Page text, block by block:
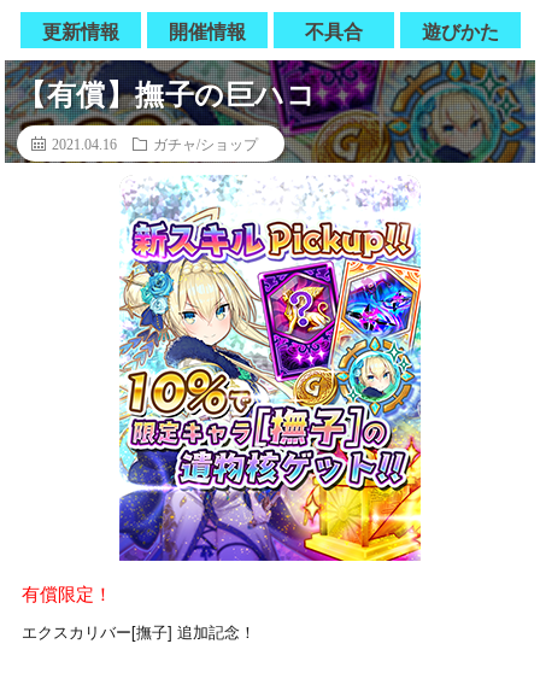
更新情報 開催情報 不具合 遊びかた
【有償】撫子の巨ハコ
2021.04.16 ガチャ/ショップ
有償限定！
エクスカリバー[撫子] 追加記念！